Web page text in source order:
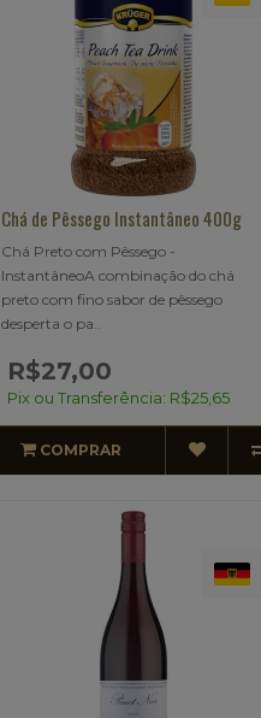
Chá de Pêssego Instantâneo 400g
Chá Preto com Pêssego -
InstantâneoA combinação do chá
preto com fino sabor de pêssego
desperta o pa..
R$27,00
Pix ou Transferência: R$25,65
COMPRAR